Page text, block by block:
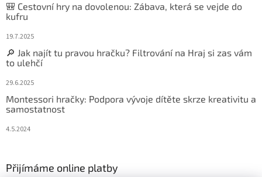
🎒 Cestovní hry na dovolenou: Zábava, která se vejde do
kufru
19.7.2025
🔎 Jak najít tu pravou hračku? Filtrování na Hraj si zas vám
to ulehčí
29.6.2025
Montessori hračky: Podpora vývoje dítěte skrze kreativitu a
samostatnost
4.5.2024
Přijímáme online platby